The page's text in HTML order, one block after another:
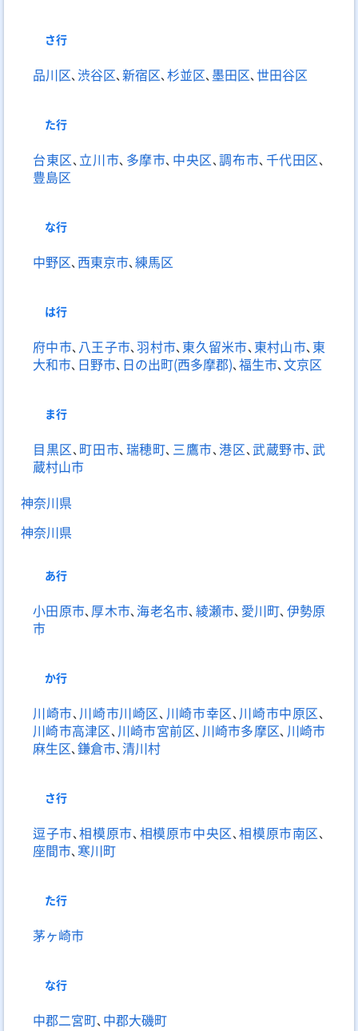
さ行
品川区､渋谷区､新宿区､杉並区､ 墨田区､世田谷区
た行
台東区､ 立川市､ 多摩市､ 中央区､調布市､ 千代田区､
豊島区
な行
中野区､ 西東京市､練馬区
は行
府中市､ 八王子市､羽村市､ 東久留米市､ 東村山市､ 東
大和市､ 日野市､ 日の出町(西多摩郡)､福生市､文京区
ま行
目黒区､ 町田市､ 瑞穂町､ 三鷹市､港区､ 武蔵野市､ 武
蔵村山市
神奈川県
神奈川県
あ行
小田原市､ 厚木市､ 海老名市､ 綾瀬市､ 愛川町､ 伊勢原
市
か行
川崎市､ 川崎市川崎区､ 川崎市幸区､ 川崎市中原区､
川崎市高津区､ 川崎市宮前区､ 川崎市多摩区､ 川崎市
麻生区､鎌倉市､清川村
さ行
逗子市､相模原市､ 相模原市中央区､相模原市南区､
座間市､寒川町
た行
茅ヶ崎市
な行
中郡二宮町､ 中郡大磯町